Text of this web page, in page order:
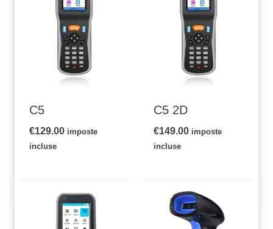
C5
€129.00 imposte
incluse
C5 2D
€149.00 imposte
incluse